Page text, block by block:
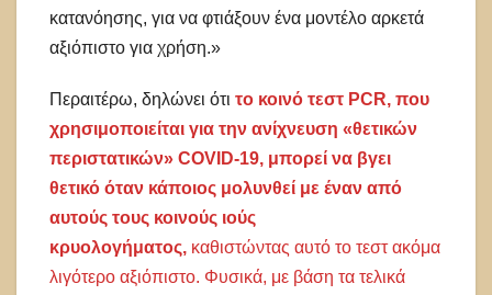
κατανόησης, για να φτιάξουν ένα μοντέλο αρκετά
αξιόπιστο για χρήση.»
Περαιτέρω, δηλώνει ότι το κοινό τεστ PCR, που
χρησιμοποιείται για την ανίχνευση «θετικών
περιστατικών» COVID-19, μπορεί να βγει
θετικό όταν κάποιος μολυνθεί με έναν από
αυτούς τους κοινούς ιούς
κρυολογήματος, καθιστώντας αυτό το τεστ ακόμα
λιγότερο αξιόπιστο. Φυσικά, με βάση τα τελικά